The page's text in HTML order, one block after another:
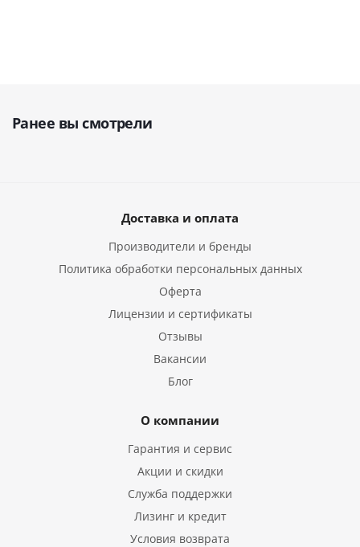
Ранее вы смотрели
Доставка и оплата
Производители и бренды
Политика обработки персональных данных
Оферта
Лицензии и сертификаты
Отзывы
Вакансии
Блог
О компании
Гарантия и сервис
Акции и скидки
Служба поддержки
Лизинг и кредит
Условия возврата